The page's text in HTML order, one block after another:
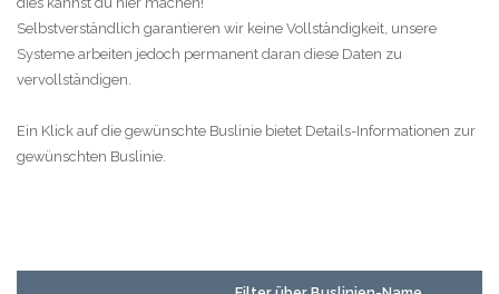
Selbstverständlich garantieren wir keine Vollständigkeit, unsere
Systeme arbeiten jedoch permanent daran diese Daten zu
vervollständigen.
Ein Klick auf die gewünschte Buslinie bietet Details-Informationen zur
gewünschten Buslinie.